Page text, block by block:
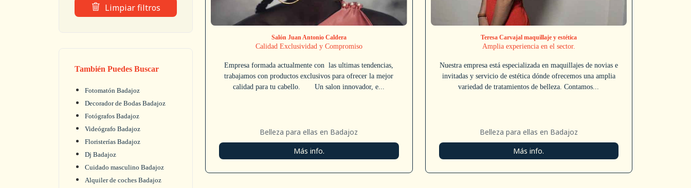
Limpiar filtros
También Puedes Buscar
Fotomatón Badajoz
Decorador de Bodas Badajoz
Fotógrafos Badajoz
Videógrafo Badajoz
Floristerías Badajoz
Dj Badajoz
Cuidado masculino Badajoz
Alquiler de coches Badajoz
Salón Juan Antonio Caldera
Calidad Exclusividad y Compromiso
Empresa formada actualmente con las ultimas tendencias,
trabajamos con productos exclusivos para ofrecer la mejor
calidad para tu cabello. Un salon innovador, e...
Belleza para ellas en Badajoz
Más info.
Teresa Carvajal maquillaje y estética
Amplia experiencia en el sector.
Nuestra empresa está especializada en maquillajes de novias e
invitadas y servicio de estética dónde ofrecemos una amplia
variedad de tratamientos de belleza. Contamos...
Belleza para ellas en Badajoz
Más info.